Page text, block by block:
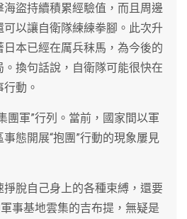
盜持續積累經驗值，而且周邊
以讓自衛隊練練拳腳。此次升
本已經在厲兵秣馬，為今後的
換句話說，自衛隊可能很快在
動。
團軍”行列。當前，國家間以軍
態開展“抱團”行動的現象屢見
掙脫自己身上的各種束縛，還要
事基地雲集的吉布提，無疑是